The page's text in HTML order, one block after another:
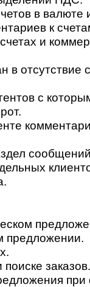
в валюте
к
и
в отсутствие
с
предложении.
заказов.